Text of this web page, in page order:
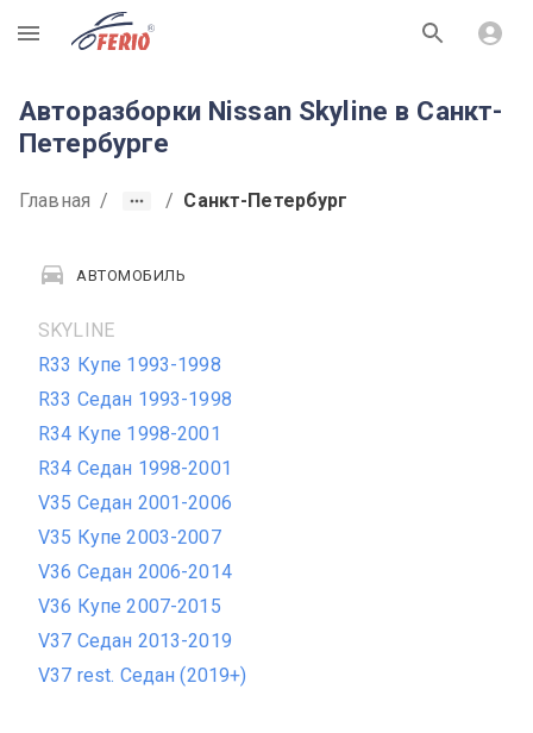
R
Авторазборки Nissan Skyline в Санкт-
Петербурге
Главная / / Санкт-Петербург
АВТОМОБИЛЬ
SKYLINE
R33 Купе 1993-1998
R33 Седан 1993-1998
R34 Купе 1998-2001
R34 Седан 1998-2001
V35 Седан 2001-2006
V35 Купе 2003-2007
V36 Седан 2006-2014
V36 Купе 2007-2015
V37 Седан 2013-2019
V37 rest. Седан (2019+)